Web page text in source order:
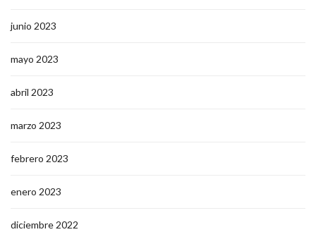
junio 2023
mayo 2023
abril 2023
marzo 2023
febrero 2023
enero 2023
diciembre 2022